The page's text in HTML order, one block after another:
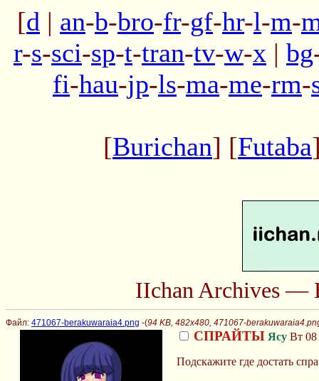
[d | an-b-bro-fr-gf-hr-l-m-
r-s-sci-sp-t-tran-tv-w-x | bg
fi-hau-jp-ls-ma-me-rm-
[Burichan] [Futaba
IIchan Archives —
Файл: 471067-berakuwaraia4.png -(94 KB, 482x480, 471067-
СПРАЙТЫ Ясу Вт 08
Подскажите где достать